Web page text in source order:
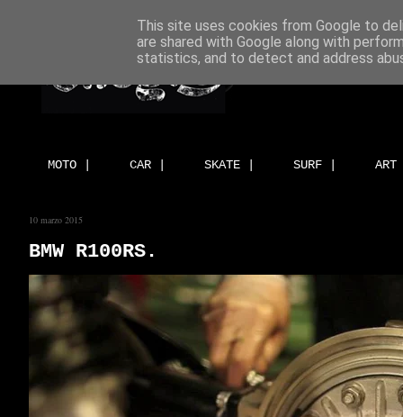
MOTO | CAR | SKATE | SURF |
10 marzo 2015
BMW R100RS.
This site uses cookies from Google to
are shared with Google along with
statistics, and to detect and address